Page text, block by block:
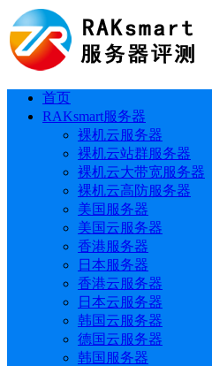
首页
RAKsmart服务器
裸机云服务器
裸机云站群服务器
裸机云大带宽服务器
裸机云高防服务器
美国服务器
美国云服务器
香港服务器
日本服务器
香港云服务器
日本云服务器
韩国云服务器
德国云服务器
韩国服务器